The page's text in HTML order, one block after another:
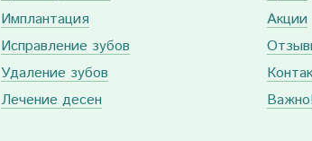
Имплантация
Исправление зубов
Удаление зубов
Лечение десен
Акции